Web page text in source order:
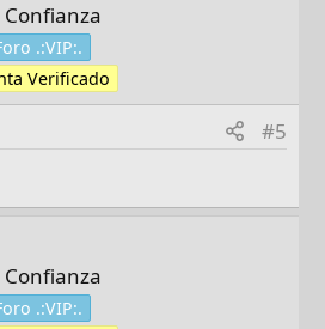
.:VIP:.
Verificado
#5
.:VIP:.